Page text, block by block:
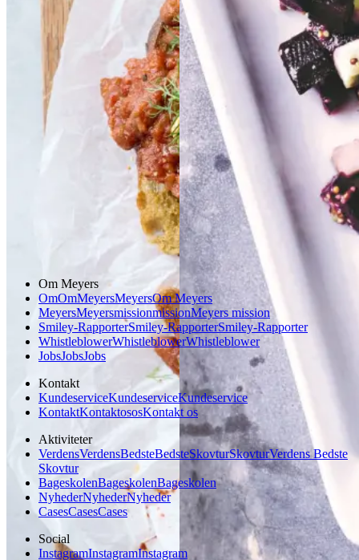
Baked Baked
beans på
på
stegt brødbrød
Sylte Sylte
Gem opskrift
Dansk mad
Frokost
Om Meyers
OmOmMeyersMeyersOm Meyers
MeyersMeyersmissionmissionMeyers mission
Smiley-RapporterSmiley-RapporterSmiley-Rapporter
WhistleblowerWhistleblowerWhistleblower
JobsJobsJobs
Kontakt
KundeserviceKundeserviceKundeservice
KontaktKontaktososKontakt os
Aktiviteter
VerdensVerdensBedsteBedsteSkovturSkovturVerdens Bedste
Skovtur
BageskolenBageskolenBageskolen
NyhederNyhederNyheder
CasesCasesCases
Social
InstagramInstagramInstagram